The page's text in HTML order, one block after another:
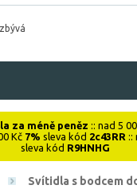
zbývá
za méně peněz :: nad 5
Kč 7% sleva kód 2c43RR ::
sleva kód R9HNHG
Svítidla s bodcem